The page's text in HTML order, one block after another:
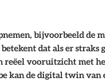
bijvoorbeeld de
dat als er straks
reëel vooruitzicht met
kan de digital twin van